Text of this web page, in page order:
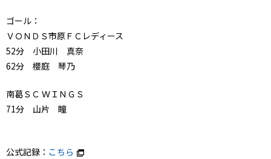
ゴール：
ＶＯＮＤＳ市原ＦＣレディース
52分 小田川 真奈
62分 櫻庭 琴乃
南葛ＳＣ ＷＩＮＧＳ
71分 山片 瞳
公式記録： こちら